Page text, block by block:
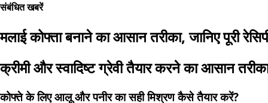
संबंधित खबरें
मलाई कोफ्ता बनाने का आसान तरीका, जानिए पूरी
क्रीमी और स्वादिष्ट ग्रेवी तैयार करने का आसान
कोफ्ते के लिए आलू और पनीर का सही मिश्रण कैसे तैयार करें?